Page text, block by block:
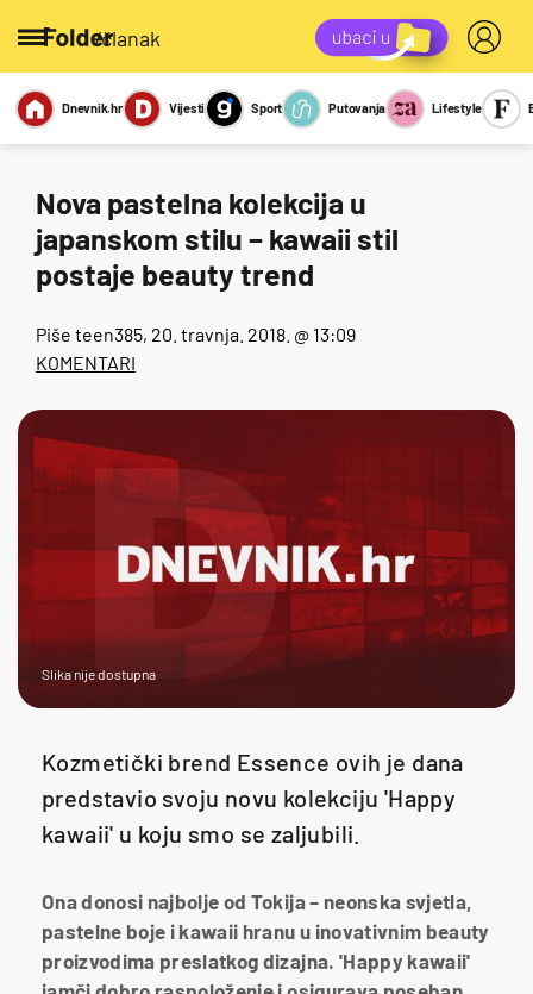
/članak
Miks Kviz
Report
Dnevnik.hr Vijesti Sport Putovanja Lifestyle
Nova pastelna kolekcija u
japanskom stilu – kawaii stil
postaje beauty trend
Piše teen385, 20. travnja. 2018. @ 13:09
KOMENTARI
Slika nije dostupna
Kozmetički brend Essence ovih je dana
predstavio svoju novu kolekciju 'Happy
kawaii' u koju smo se zaljubili.
Ona donosi najbolje od Tokija – neonska svjetla,
pastelne boje i kawaii hranu u inovativnim beauty
proizvodima preslatkog dizajna. 'Happy kawaii'